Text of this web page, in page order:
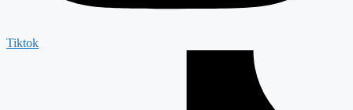
Tiktok